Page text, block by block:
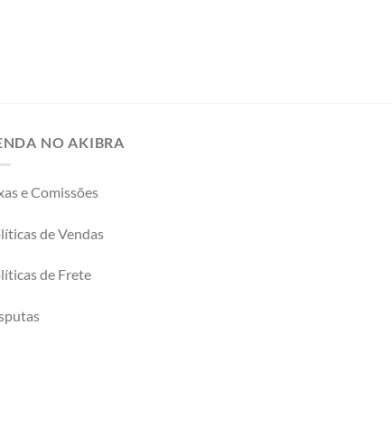
NO AKIBRA
e Comissões
de Vendas
de Frete